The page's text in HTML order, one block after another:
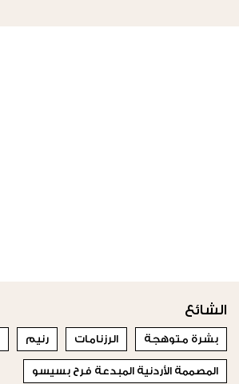
الشائع
بشرة متوهجة الرزنامات رنيم
المصممة الأردنية المبدعة فرح بسيسو